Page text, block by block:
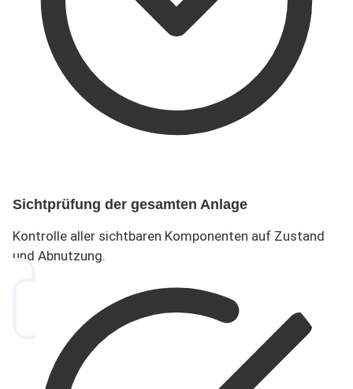
Sichtprüfung der gesamten Anlage
Kontrolle aller sichtbaren Komponenten auf Zustand
und Abnutzung.